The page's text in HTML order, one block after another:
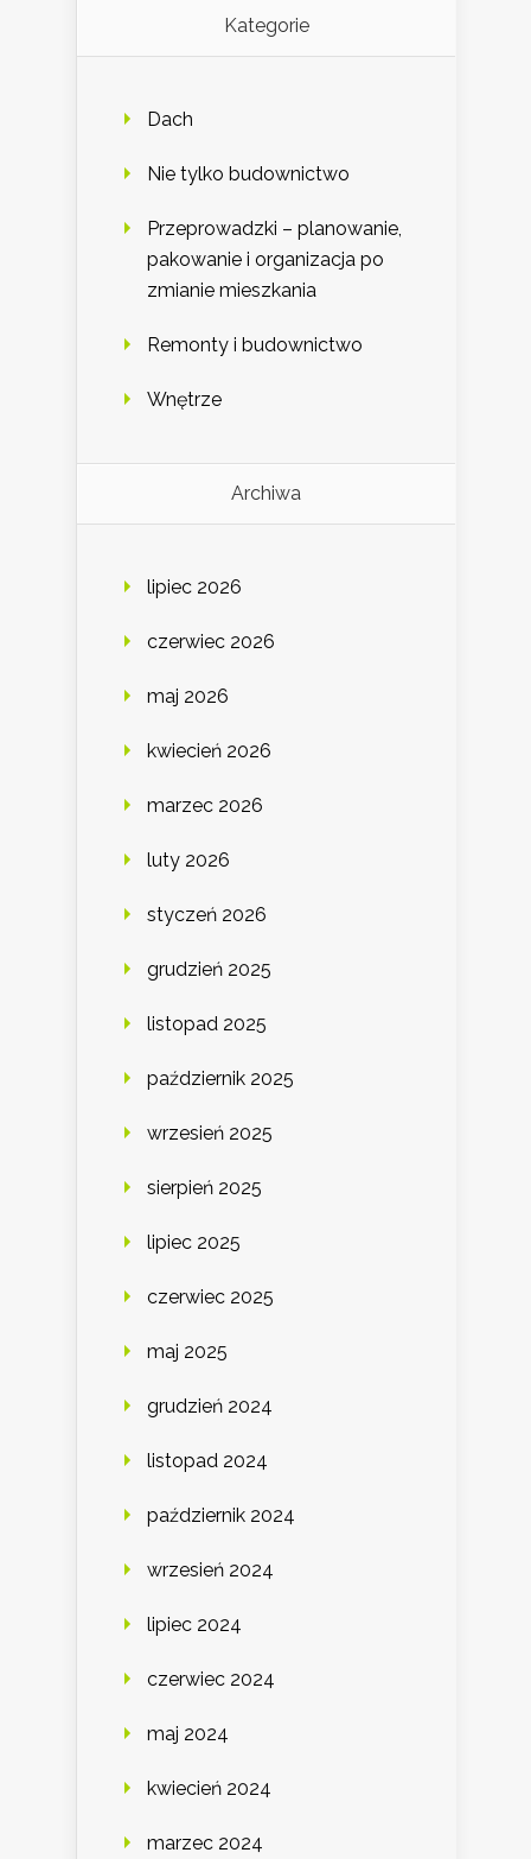
Kategorie
Dach
Nie tylko budownictwo
Przeprowadzki – planowanie,
pakowanie i organizacja po
zmianie mieszkania
Remonty i budownictwo
Wnętrze
Archiwa
lipiec 2026
czerwiec 2026
maj 2026
kwiecień 2026
marzec 2026
luty 2026
styczeń 2026
grudzień 2025
listopad 2025
październik 2025
wrzesień 2025
sierpień 2025
lipiec 2025
czerwiec 2025
maj 2025
grudzień 2024
listopad 2024
październik 2024
wrzesień 2024
lipiec 2024
czerwiec 2024
maj 2024
kwiecień 2024
marzec 2024